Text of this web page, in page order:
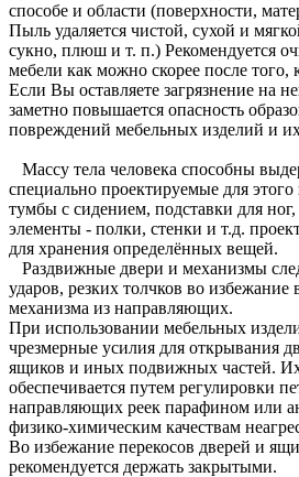
способе и области (поверхности,
Пыль удаляется чистой, сухой и
сукно, плюш и т. п.) Рекомендуется
мебели как можно скорее после того,
Если Вы оставляете загрязнение на
заметно повышается опасность
повреждений мебельных изделий и
Массу тела человека способны
специально проектируемые для
тумбы с сидением, подставки для
элементы - полки, стенки и т.д.
для хранения определённых вещей.
Раздвижные двери и механизмы
ударов, резких толчков во
механизма из направляющих.
При использовании мебельных
чрезмерные усилия для открывания
ящиков и иных подвижных частей.
обеспечивается путем регулировки
направляющих реек парафином или
физико-химическим качествам
Во избежание перекосов дверей и
рекомендуется держать закрытыми.